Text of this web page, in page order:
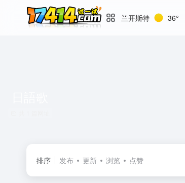
兰开斯特 36°
排序 发布 更新 浏览 点赞